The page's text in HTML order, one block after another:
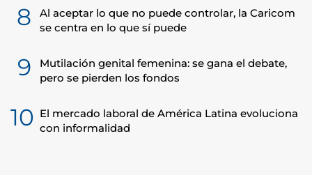
8
Al aceptar lo que no puede controlar, la Caricom
se centra en lo que sí puede
9
Mutilación genital femenina: se gana el debate,
pero se pierden los fondos
10 El mercado laboral de América Latina evoluciona
con informalidad